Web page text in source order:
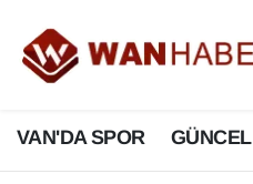
VAN'DA SPOR GÜNCEL
3.SAYFA
ASAYİŞ
Van Nöbetçi Eczaneler
Van Hava Durumu